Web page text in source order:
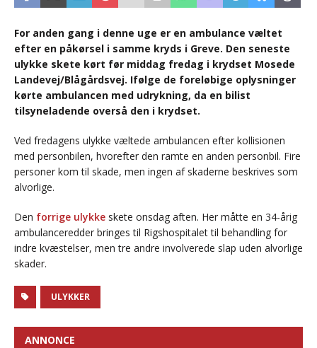
For anden gang i denne uge er en ambulance væltet
efter en påkørsel i samme kryds i Greve. Den seneste
ulykke skete kørt før middag fredag i krydset Mosede
Landevej/Blågårdsvej. Ifølge de foreløbige oplysninger
kørte ambulancen med udrykning, da en bilist
tilsyneladende overså den i krydset.
Ved fredagens ulykke væltede ambulancen efter kollisionen
med personbilen, hvorefter den ramte en anden personbil. Fire
personer kom til skade, men ingen af skaderne beskrives som
alvorlige.
Den forrige ulykke skete onsdag aften. Her måtte en 34-årig
ambulanceredder bringes til Rigshospitalet til behandling for
indre kvæstelser, men tre andre involverede slap uden alvorlige
skader.
ULYKKER
ANNONCE